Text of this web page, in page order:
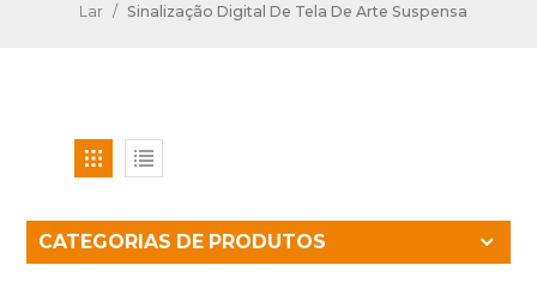
Lar / Sinalização Digital De Tela De Arte Suspensa
CATEGORIAS DE PRODUTOS